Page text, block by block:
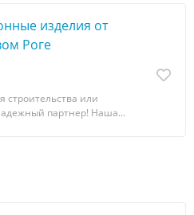
изделия от
Роге
или
партнер! Наша...